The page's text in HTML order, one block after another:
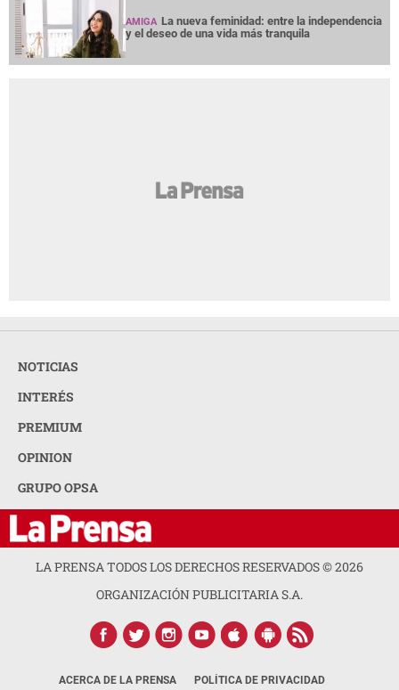
AMIGA La nueva feminidad: entre la independencia
y el deseo de una vida más tranquila
NOTICIAS
INTERÉS
PREMIUM
OPINION
GRUPO OPSA
LA PRENSA TODOS LOS DERECHOS RESERVADOS ©2026
ORGANIZACIÓN PUBLICITARIA S.A.
ACERCA DE LA PRENSA POLÍTICA DE PRIVACIDAD